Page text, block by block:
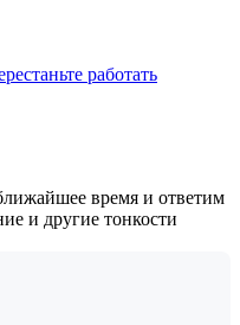
работать
время и ответим
и другие тонкости